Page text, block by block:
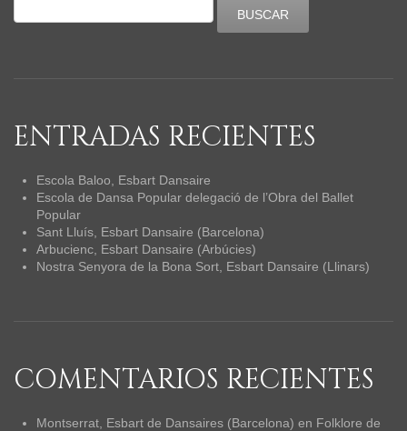
ENTRADAS RECIENTES
Escola Baloo, Esbart Dansaire
Escola de Dansa Popular delegació de l’Obra del Ballet
Popular
Sant Lluís, Esbart Dansaire (Barcelona)
Arbucienc, Esbart Dansaire (Arbúcies)
Nostra Senyora de la Bona Sort, Esbart Dansaire (Llinars)
COMENTARIOS RECIENTES
Montserrat, Esbart de Dansaires (Barcelona) en Folklore de